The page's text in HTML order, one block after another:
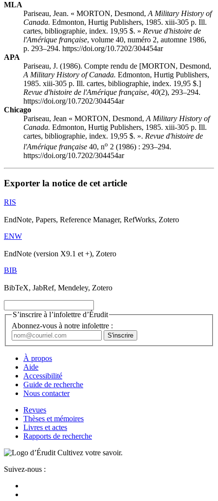
MLA
Pariseau, Jean. « MORTON, Desmond, A Military History of
Canada. Edmonton, Hurtig Publishers, 1985. xiii-305 p. Ill.
cartes, bibliographie, index. 19,95 $. » Revue d'histoire de
l'Amérique française, volume 40, numéro 2, automne 1986,
p. 293–294. https://doi.org/10.7202/304454ar
APA
Pariseau, J. (1986). Compte rendu de [MORTON, Desmond,
A Military History of Canada. Edmonton, Hurtig Publishers,
1985. xiii-305 p. Ill. cartes, bibliographie, index. 19,95 $.]
Revue d'histoire de l'Amérique française, 40(2), 293–294.
https://doi.org/10.7202/304454ar
Chicago
Pariseau, Jean « MORTON, Desmond, A Military History of
Canada. Edmonton, Hurtig Publishers, 1985. xiii-305 p. Ill.
cartes, bibliographie, index. 19,95 $. ». Revue d'histoire de
l'Amérique française 40, no 2 (1986) : 293–294.
https://doi.org/10.7202/304454ar
Exporter la notice de cet article
RIS
EndNote, Papers, Reference Manager, RefWorks, Zotero
ENW
EndNote (version X9.1 et +), Zotero
BIB
BibTeX, JabRef, Mendeley, Zotero
S’inscrire à l’infolettre d’Érudit
Abonnez-vous à notre infolettre :
À propos
Aide
Accessibilité
Guide de recherche
Nous contacter
Revues
Thèses et mémoires
Livres et actes
Rapports de recherche
Cultivez votre savoir.
Suivez-nous :